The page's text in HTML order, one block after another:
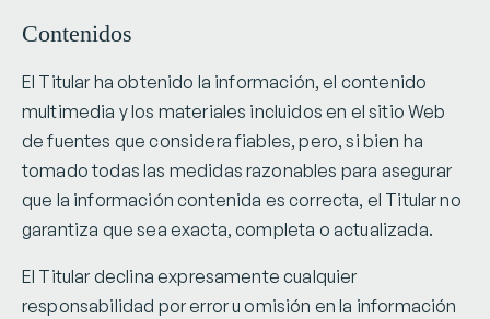
Contenidos
El Titular ha obtenido la información, el contenido
multimedia y los materiales incluidos en el sitio Web
de fuentes que considera fiables, pero, si bien ha
tomado todas las medidas razonables para asegurar
que la información contenida es correcta, el Titular no
garantiza que sea exacta, completa o actualizada.
El Titular declina expresamente cualquier
responsabilidad por error u omisión en la información